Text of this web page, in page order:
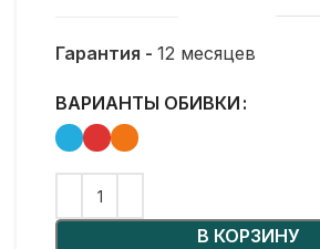
Гарантия - 12 месяцев
ВАРИАНТЫ ОБИВКИ
В КОРЗИНУ